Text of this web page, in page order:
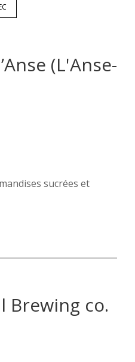
(L'Anse-
sucrées et
Brewing co.